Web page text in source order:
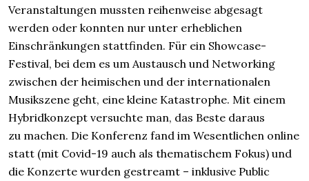
Veranstaltungen mussten reihenweise abgesagt
werden oder konnten nur unter erheblichen
Einschränkungen stattfinden. Für ein Showcase-
Festival, bei dem es um Austausch und Networking
zwischen der heimischen und der internationalen
Musikszene geht, eine kleine Katastrophe. Mit einem
Hybridkonzept versuchte man, das Beste daraus
zu machen. Die Konferenz fand im Wesentlichen online
statt (mit Covid-19 auch als thematischem Fokus) und
die Konzerte wurden gestreamt – inklusive Public